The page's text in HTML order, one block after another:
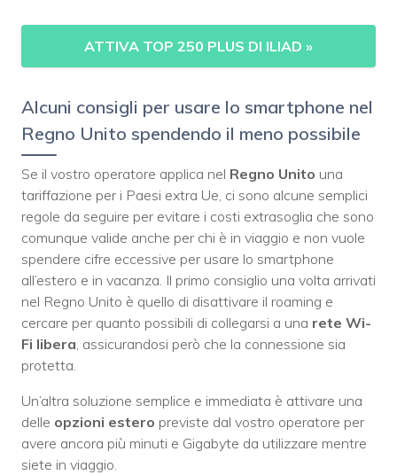
ATTIVA TOP 250 PLUS DI ILIAD »
Alcuni consigli per usare lo smartphone nel
Regno Unito spendendo il meno possibile
Se il vostro operatore applica nel Regno Unito una
tariffazione per i Paesi extra Ue, ci sono alcune semplici
regole da seguire per evitare i costi extrasoglia che sono
comunque valide anche per chi è in viaggio e non vuole
spendere cifre eccessive per usare lo smartphone
all’estero e in vacanza. Il primo consiglio una volta arrivati
nel Regno Unito è quello di disattivare il roaming e
cercare per quanto possibili di collegarsi a una rete Wi-
Fi libera, assicurandosi però che la connessione sia
protetta.
Un’altra soluzione semplice e immediata è attivare una
delle opzioni estero previste dal vostro operatore per
avere ancora più minuti e Gigabyte da utilizzare mentre
siete in viaggio.